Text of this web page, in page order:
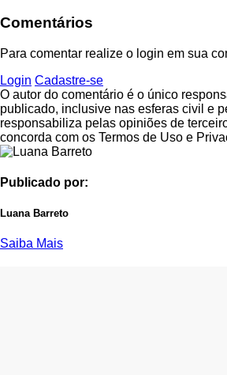
Comentários
Para comentar realize o login em sua
Login Cadastre-se
O autor do comentário é o único
publicado, inclusive nas esferas civil e
responsabiliza pelas opiniões de
concorda com os Termos de Uso e
Publicado por:
Luana Barreto
Saiba Mais